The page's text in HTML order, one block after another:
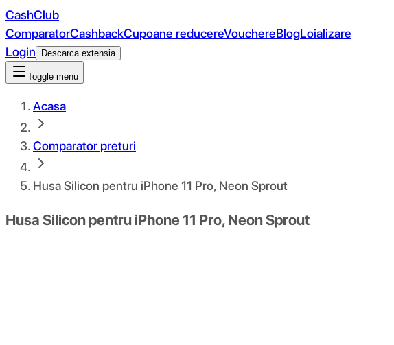
CashClub
ComparatorCashbackCupoane reducereVouchereBlogLoializare
Login
Descarca extensia
Toggle menu
Acasa
Comparator preturi
Husa Silicon pentru iPhone 11 Pro, Neon Sprout
Husa Silicon pentru iPhone 11 Pro, Neon Sprout